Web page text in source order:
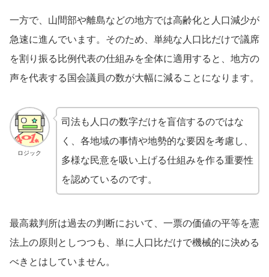
一方で、山間部や離島などの地方では高齢化と人口減少が
急速に進んでいます。そのため、単純な人口比だけで議席
を割り振る比例代表の仕組みを全体に適用すると、地方の
声を代表する国会議員の数が大幅に減ることになります。
ロジック
司法も人口の数字だけを盲信するのではな
く、各地域の事情や地勢的な要因を考慮し、
多様な民意を吸い上げる仕組みを作る重要性
を認めているのです。
最高裁判所は過去の判断において、一票の価値の平等を憲
法上の原則としつつも、単に人口比だけで機械的に決める
べきとはしていません。